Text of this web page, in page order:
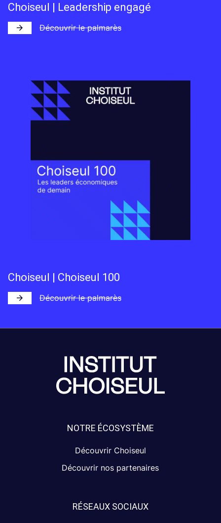
Choiseul | Leadership engagé
Découvrir le palmarès
Choiseul | Choiseul 100
Découvrir le palmarès
NOTRE ÉCOSYSTÈME
Découvrir Choiseul
Découvrir nos partenaires
RÉSEAUX SOCIAUX